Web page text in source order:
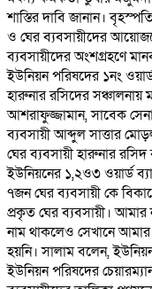
শাস্তির দাবি জানান।
ও ঘের ব্যবসায়ীদের
ব্যবসায়ীদের অংশগ্রহণে
ইউনিয়ন পরিষদের ১নং
হারুনার রসিদের সঞ্চালনায়
আশরাফুজ্জামান, সাবেক
ব্যবসায়ী আব্দুল সাত্তার
ঘের ব্যবসায়ী হারুনার
ইউনিয়নের ১,২ও৩ ওয়ার্ড
৭জন ঘের ব্যবসায়ী কে
প্রকৃত ঘের ব্যবসায়ী। আমার
নাম থাকলেও সেখানে
হয়নি। সালাম বলেন,
ইউনিয়ন পরিষদের